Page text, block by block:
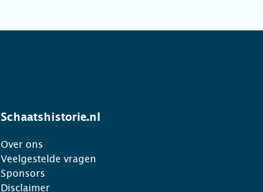
Schaatshistorie.nl
Over ons
Veelgestelde vragen
Sponsors
Disclaimer